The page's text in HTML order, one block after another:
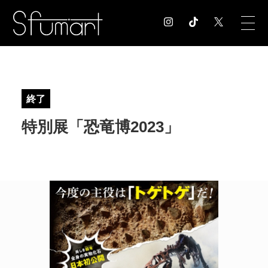
EXHIBITION
NEWS お知らせ
CONTACT お問合せ
終了
特別展「恐竜博2023」